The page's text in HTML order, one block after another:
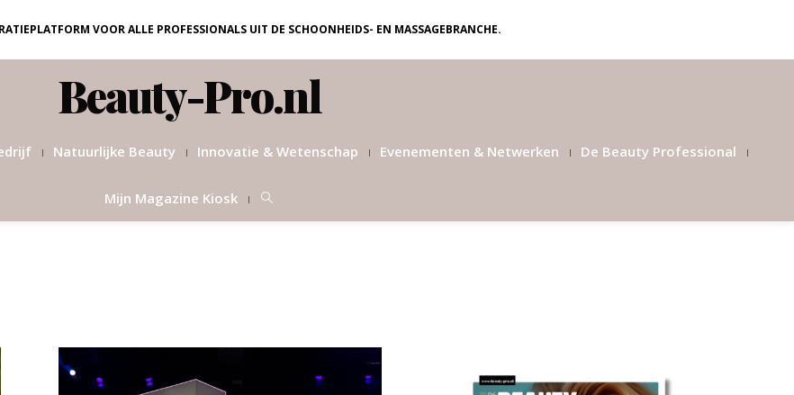
VOOR ALLE PROFESSIONALS UIT DE SCHOONHEIDS- EN MASSAGEBRANCHE.
Beauty-Pro.nl
Natuurlijke Beauty Innovatie & Wetenschap Evenementen & Netwerken De Beauty Professional
Mijn Magazine Kiosk